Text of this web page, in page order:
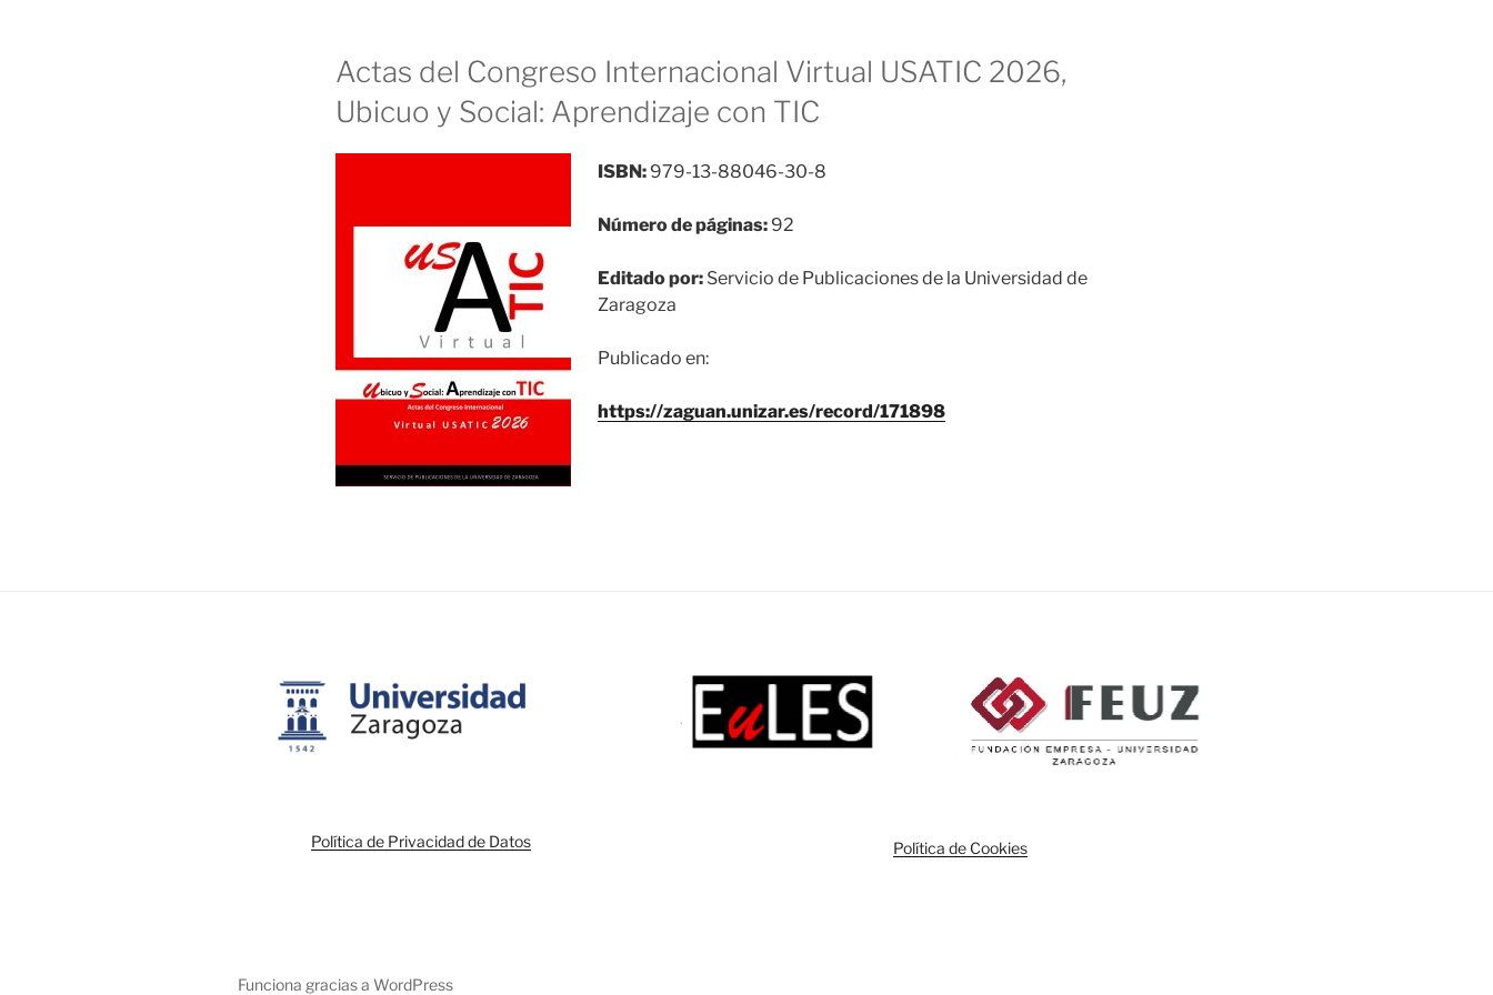
Actas del Congreso Internacional Virtual USATIC 2026,
Ubicuo y Social: Aprendizaje con TIC
ISBN: 979-13-88046-30-8
Número de páginas: 92
Editado por: Servicio de Publicaciones de la Universidad de
Zaragoza
Publicado en:
https://zaguan.unizar.es/record/171898
Política de Privacidad de Datos Política de Cookies
Funciona gracias a WordPress